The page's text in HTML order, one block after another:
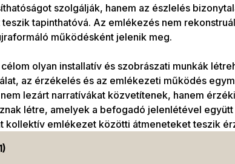
szolgálják, hanem az észlelés
tapinthatóvá. Az emlékezés nem
működésként jelenik meg.
olyan installatív és szobrászati munkák
az érzékelés és az emlékezeti működés
lezárt narratívákat közvetítenek, hanem
létre, amelyek a befogadó jelenlétével
kollektív emlékezet közötti átmeneteket teszik